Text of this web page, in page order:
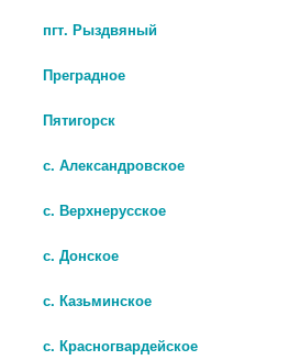
пгт. Рыздвяный
Преградное
Пятигорск
с. Александровское
с. Верхнерусское
с. Донское
с. Казьминское
с. Красногвардейское